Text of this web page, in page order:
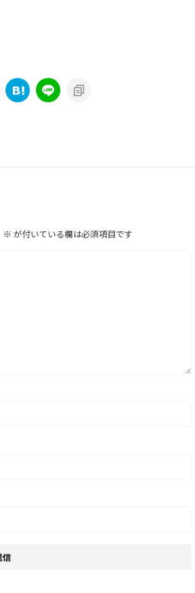
※ が付いている欄は必須項目です